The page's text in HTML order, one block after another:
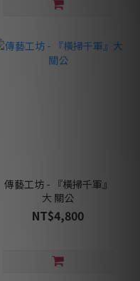
傳藝工坊 - 『橫掃千軍』
大 關公
NT$4,800